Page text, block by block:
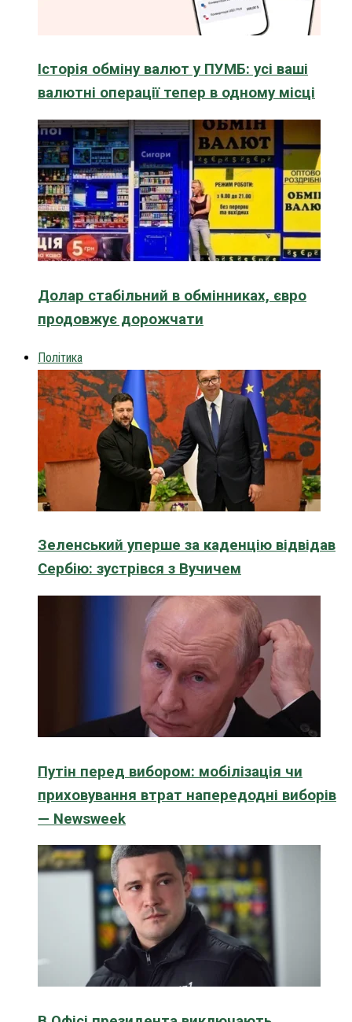
Історія обміну валют у ПУМБ: усі ваші
валютні операції тепер в одному місці
Долар стабільний в обмінниках, євро
продовжує дорожчати
Політика
Зеленський уперше за каденцію відвідав
Сербію: зустрівся з Вучичем
Путін перед вибором: мобілізація чи
приховування втрат напередодні виборів
— Newsweek